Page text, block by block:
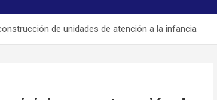
de unidades de atención a la infancia